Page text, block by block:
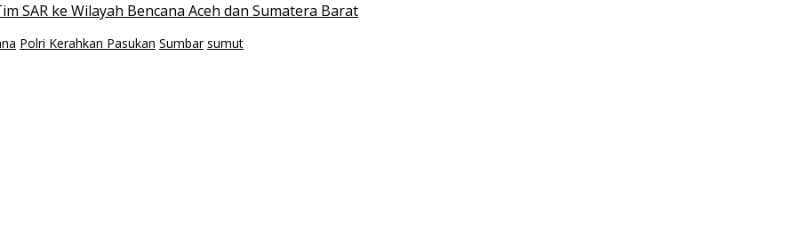
SAR ke Wilayah Bencana Aceh dan Sumatera Barat
Polri Kerahkan Pasukan Sumbar sumut